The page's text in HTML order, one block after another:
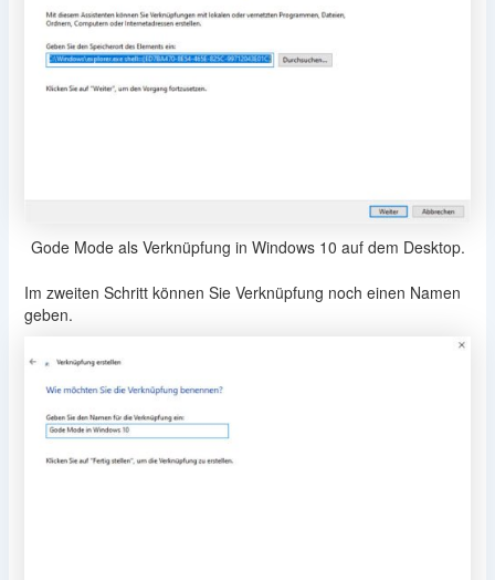
Gode Mode als Verknüpfung in Windows 10 auf dem Desktop.
Im zweiten Schritt können Sie Verknüpfung noch einen Namen
geben.